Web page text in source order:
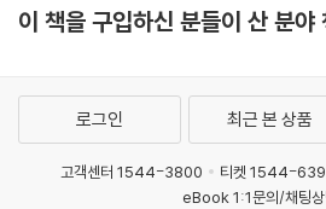
이 책을 구입하신 분들이 산 분야
로그인 최근 본 상품
고객센터 1544-3800 티켓 1544-
eBook 1:1문의/채팅